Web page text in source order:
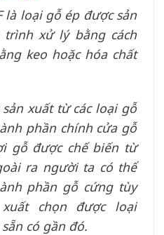
là loại gỗ ép được sản
xử lý bằng cách
keo hoặc hóa chất
xuất từ các loại gỗ
phần chính cửa gỗ
gỗ được chế biến từ
ra người ta có thể
phần gỗ cứng tùy
chọn được loại
có gần đó.